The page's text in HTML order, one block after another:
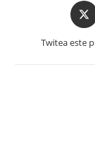
in
Twitea este